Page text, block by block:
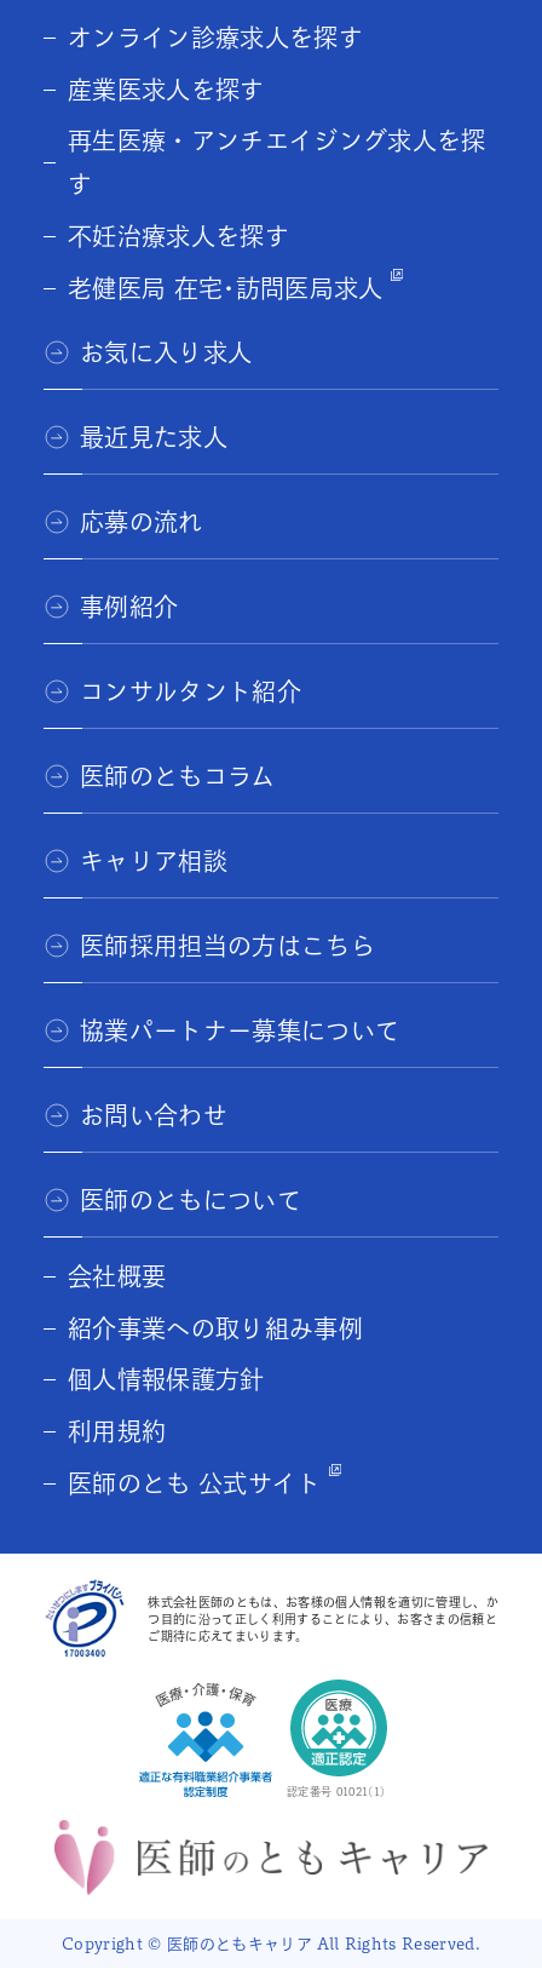
オンライン診療求人を探す
産業医求人を探す
再生医療・アンチエイジング求人を探
す
不妊治療求人を探す
老健医局 在宅･訪問医局求人
お気に入り求人
最近見た求人
応募の流れ
事例紹介
コンサルタント紹介
医師のともコラム
キャリア相談
医師採用担当の方はこちら
協業パートナー募集について
お問い合わせ
医師のともについて
会社概要
紹介事業への取り組み事例
個人情報保護方針
利用規約
医師のとも 公式サイト
認定番号 01021(1)
株式会社医師のともは、お客様の個人情報を適切に管理し、か
つ目的に沿って正しく利用することにより、お客さまの信頼と
ご期待に応えてまいります。
Copyright © 医師のともキャリア All Rights Reserved.